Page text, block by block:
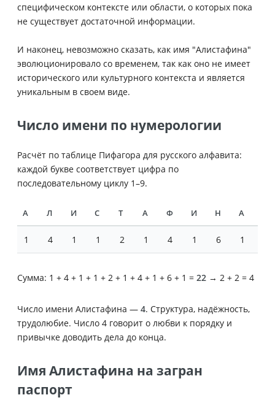
специфическом контексте или области, о которых пока
не существует достаточной информации.
И наконец, невозможно сказать, как имя "Алистафина"
эволюционировало со временем, так как оно не имеет
исторического или культурного контекста и является
уникальным в своем виде.
Число имени по нумерологии
Расчёт по таблице Пифагора для русского алфавита:
каждой букве соответствует цифра по
последовательному циклу 1–9.
А Л И С Т А Ф И Н А
1 4 1 1 2 1 4 1 6 1
Сумма: 1 + 4 + 1 + 1 + 2 + 1 + 4 + 1 + 6 + 1 = 22 → 2 + 2 = 4
Число имени Алистафина — 4. Структура, надёжность,
трудолюбие. Число 4 говорит о любви к порядку и
привычке доводить дела до конца.
Имя Алистафина на загран
паспорт